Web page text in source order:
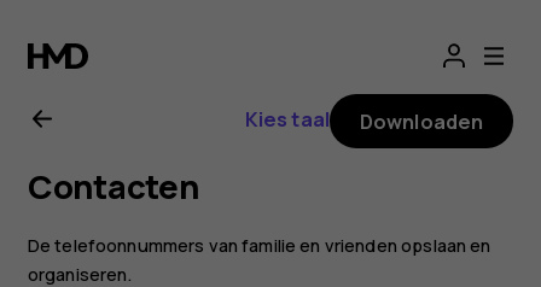
voor
Nokia
6.2
Kies taal Downloaden
Contacten
De telefoonnummers van familie en vrienden opslaan en
organiseren.